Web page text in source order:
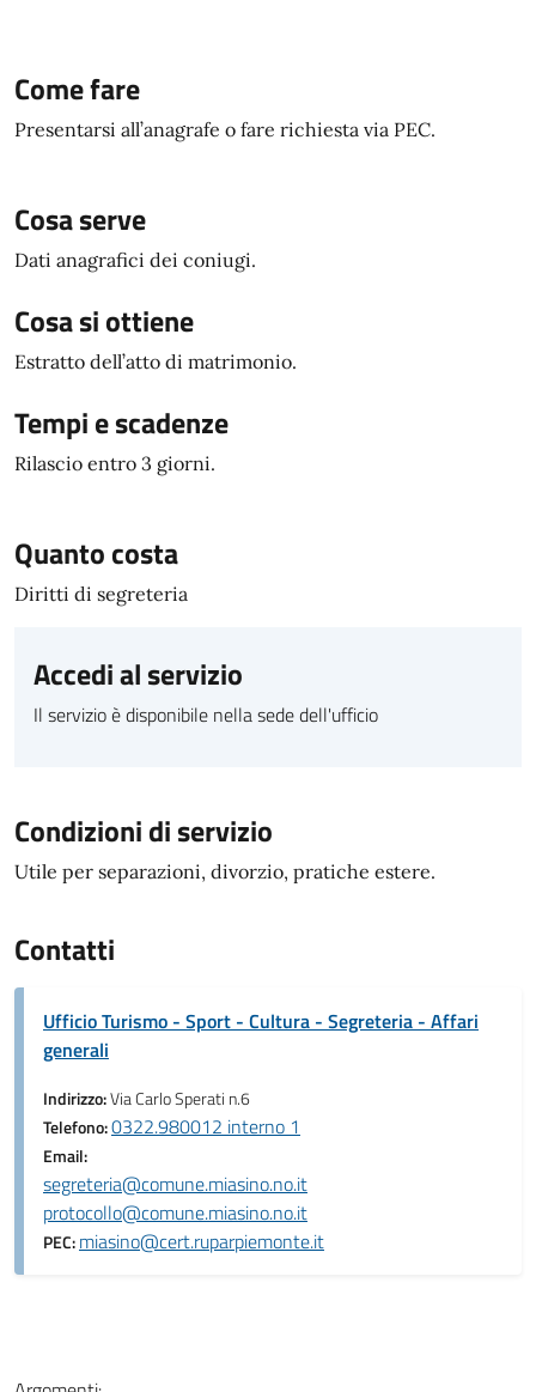
Come fare
Presentarsi all’anagrafe o fare richiesta via PEC.
Cosa serve
Dati anagrafici dei coniugi.
Cosa si ottiene
Estratto dell’atto di matrimonio.
Tempi e scadenze
Rilascio entro 3 giorni.
Quanto costa
Diritti di segreteria
Accedi al servizio
Il servizio è disponibile nella sede dell'ufficio
Condizioni di servizio
Utile per separazioni, divorzio, pratiche estere.
Contatti
Ufficio Turismo - Sport - Cultura - Segreteria - Affari
generali
Indirizzo:Via Carlo Sperati n.6
Telefono:0322.980012 interno 1
Email:
segreteria@comune.miasino.no.it
protocollo@comune.miasino.no.it
PEC:miasino@cert.ruparpiemonte.it